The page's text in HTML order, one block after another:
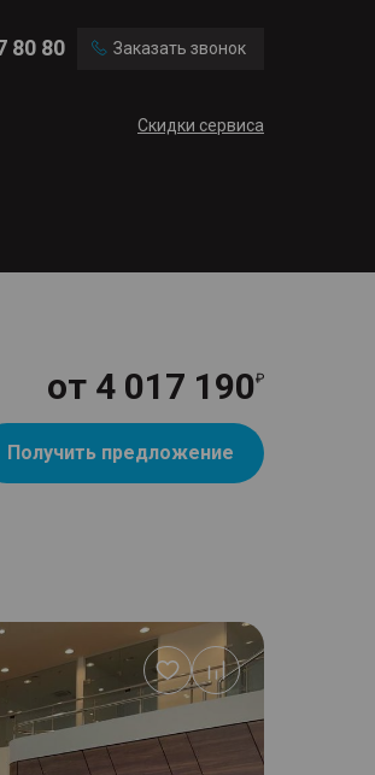
80 80 Заказать звонок
Скидки сервиса
от 4 017 190
Получить предложение
Добавить
в
избранное